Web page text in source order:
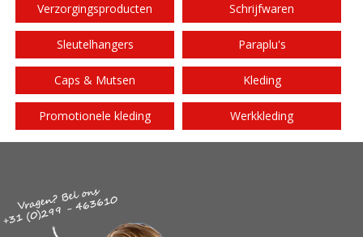
Verzorgingsproducten Schrijfwaren
Sleutelhangers Paraplu's
Caps & Mutsen Kleding
Promotionele kleding Werkkleding